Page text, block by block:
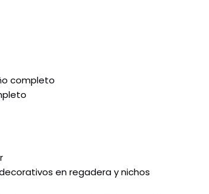
completo
en regadera y nichos